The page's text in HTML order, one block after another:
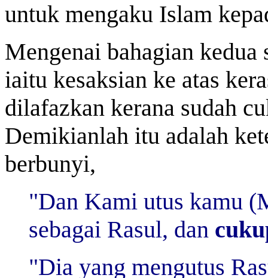
untuk mengaku Islam
Mengenai bahagian kedua
iaitu kesaksian ke atas
dilafazkan kerana sudah
Demikianlah itu adalah
berbunyi,
"Dan Kami utus kamu
sebagai Rasul, dan
"Dia yang mengutus